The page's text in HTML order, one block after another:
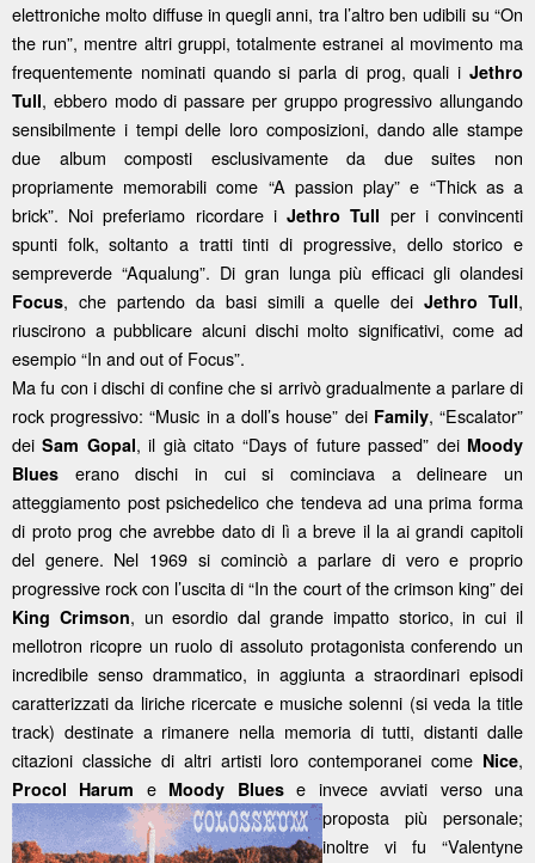
elettroniche molto diffuse in quegli anni, tra l’altro ben udibili su “On
the run”, mentre altri gruppi, totalmente estranei al movimento ma
frequentemente nominati quando si parla di prog, quali i Jethro
Tull, ebbero modo di passare per gruppo progressivo allungando
sensibilmente i tempi delle loro composizioni, dando alle stampe
due album composti esclusivamente da due suites non
propriamente memorabili come “A passion play” e “Thick as a
brick”. Noi preferiamo ricordare iJethro Tull per i convincenti
spunti folk, soltanto a tratti tinti di progressive, dello storico e
sempreverde “Aqualung”. Di gran lunga più efficaci gli olandesi
Focus, che partendo da basi simili a quelle deiJethro Tull,
riuscirono a pubblicare alcuni dischi molto significativi, come ad
esempio “In and out of Focus”.
Ma fu con i dischi di confine che si arrivò gradualmente a parlare di
rock progressivo: “Music in a doll’s house” dei Family, “Escalator”
deiSam Gopal, il già citato “Days of future passed” dei Moody
Blues erano dischi in cui si cominciava a delineare un
atteggiamento post psichedelico che tendeva ad una prima forma
di proto prog che avrebbe dato di lì a breve il la ai grandi capitoli
del genere. Nel 1969 si cominciò a parlare di vero e proprio
progressive rock con l’uscita di “In the court of the crimson king” dei
King Crimson, un esordio dal grande impatto storico, in cui il
mellotron ricopre un ruolo di assoluto protagonista conferendo un
incredibile senso drammatico, in aggiunta a straordinari episodi
caratterizzati da liriche ricercate e musiche solenni (si veda la title
track) destinate a rimanere nella memoria di tutti, distanti dalle
citazioni classiche di altri artisti loro contemporanei come Nice,
Procol Harum e Moody Bluese invece avviati verso una
proposta più personale;
inoltre vi fu “Valentyne